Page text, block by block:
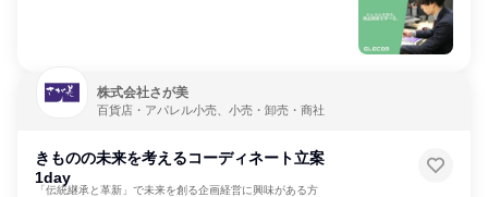
株式会社さが美
百貨店・アパレル小売、小売・卸売・商社
きものの未来を考えるコーディネート立案
1day
「伝統継承と革新」で未来を創る企画経営に興味がある方